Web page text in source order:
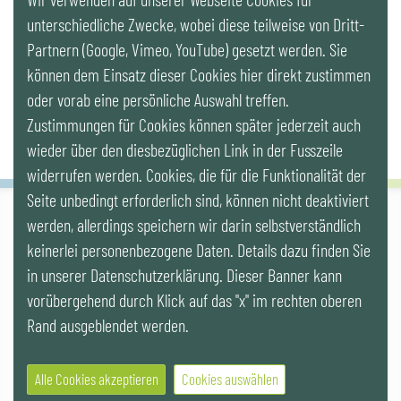
LinkedIn
Newsletter
IG LEBENSZYKLUS BAU
Wipplingerstr. 10/Top 9, Stoß im Himmel, A-1010 Wien
office@ig-lebenszyklus.at
Kontakt
Videos |Veranstaltungen
© 2021 IG LEBENSZYKLUS BAU
unterschiedliche Zwecke, wobei diese teilweise von Dritt-
Partnern (Google, Vimeo, YouTube) gesetzt werden. Sie
können dem Einsatz dieser Cookies hier direkt zustimmen
oder vorab eine persönliche Auswahl treffen.
Zustimmungen für Cookies können später jederzeit auch
wieder über den diesbezüglichen Link in der Fusszeile
widerrufen werden. Cookies, die für die Funktionalität der
Seite unbedingt erforderlich sind, können nicht deaktiviert
werden, allerdings speichern wir darin selbstverständlich
keinerlei personenbezogene Daten. Details dazu finden Sie
in unserer Datenschutzerklärung. Dieser Banner kann
vorübergehend durch Klick auf das "x" im rechten oberen
Rand ausgeblendet werden.
Alle Cookies akzeptieren Cookies auswählen